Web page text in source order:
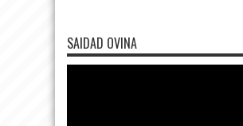
SAIDAD OVINA